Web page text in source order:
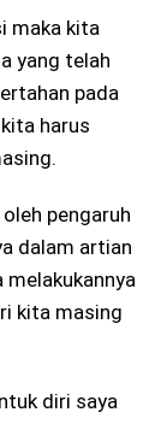
maka kita
yang telah
pada
harus
pengaruh
dalam artian
kita masing
diri saya